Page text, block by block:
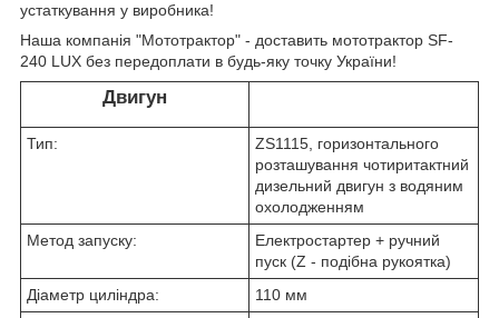
устаткування у виробника!
Наша компанія "Мототрактор" - доставить мототрактор SF-
240 LUX без передоплати в будь-яку точку України!
Двигун
Тип:
ZS1115, горизонтального
розташування чотиритактний
дизельний двигун з водяним
охолодженням
Метод запуску:
Електростартер + ручний
пуск (Z - подібна рукоятка)
Діаметр циліндра:
110 мм